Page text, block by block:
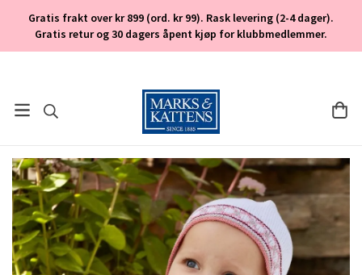
Gratis frakt over kr 899 (ord. kr 99). Rask levering (2-4 dager).
Gratis retur og 30 dagers åpent kjøp for klubbmedlemmer.